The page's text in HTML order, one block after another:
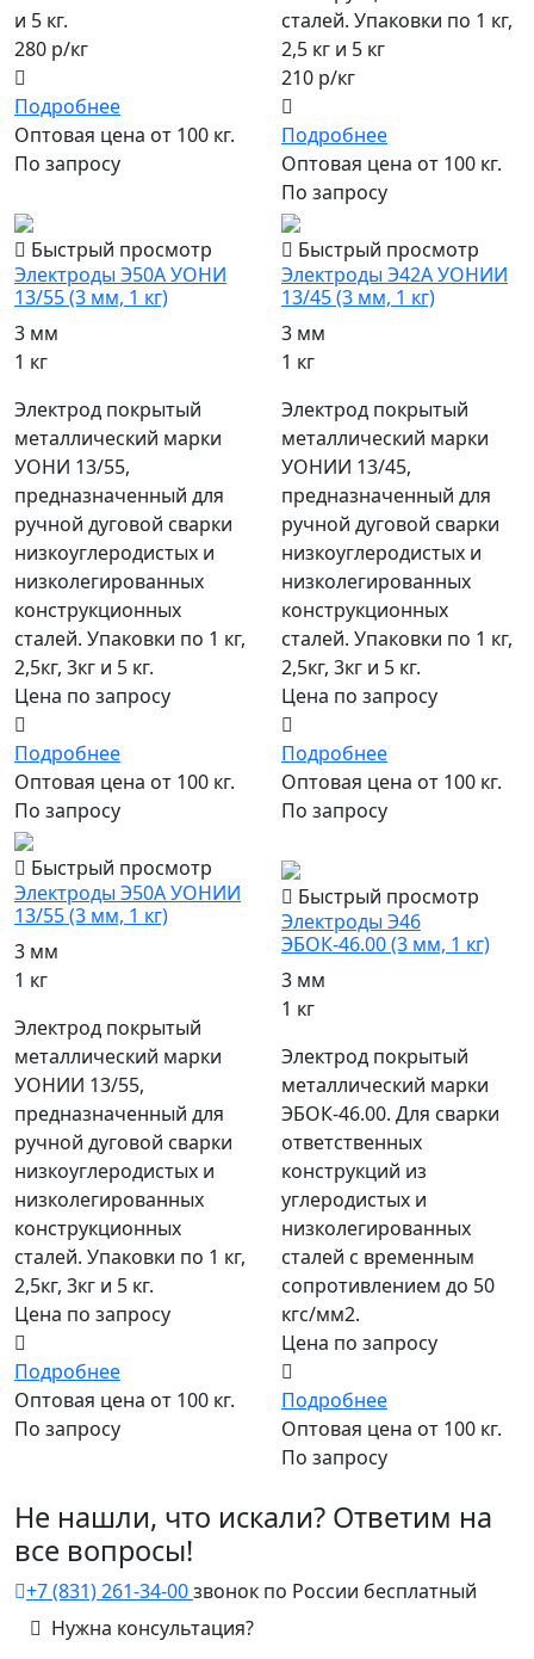
и 5 кг.
280 р/кг
Подробнее
Оптовая цена от 100 кг.
По запросу
сталей. Упаковки по 1 кг,
2,5 кг и 5 кг
210 р/кг
Подробнее
Оптовая цена от 100 кг.
По запросу
Быстрый просмотр
Электроды Э50А УОНИ
13/55 (3 мм, 1 кг)
3 мм
1 кг
Электрод покрытый
металлический марки
УОНИ 13/55,
предназначенный для
ручной дуговой сварки
низкоуглеродистых и
низколегированных
конструкционных
сталей. Упаковки по 1 кг,
2,5кг, 3кг и 5 кг.
Цена по запросу
Подробнее
Оптовая цена от 100 кг.
По запросу
Быстрый просмотр
Электроды Э42А УОНИИ
13/45 (3 мм, 1 кг)
3 мм
1 кг
Электрод покрытый
металлический марки
УОНИИ 13/45,
предназначенный для
ручной дуговой сварки
низкоуглеродистых и
низколегированных
конструкционных
сталей. Упаковки по 1 кг,
2,5кг, 3кг и 5 кг.
Цена по запросу
Подробнее
Оптовая цена от 100 кг.
По запросу
Быстрый просмотр
Электроды Э50А УОНИИ
13/55 (3 мм, 1 кг)
3 мм
1 кг
Электрод покрытый
металлический марки
УОНИИ 13/55,
предназначенный для
ручной дуговой сварки
низкоуглеродистых и
низколегированных
конструкционных
сталей. Упаковки по 1 кг,
2,5кг, 3кг и 5 кг.
Цена по запросу
Подробнее
Оптовая цена от 100 кг.
По запросу
Быстрый просмотр
Электроды Э46
ЭБОК-46.00 (3 мм, 1 кг)
3 мм
1 кг
Электрод покрытый
металлический марки
ЭБОК-46.00. Для сварки
ответственных
конструкций из
углеродистых и
низколегированных
сталей с временным
сопротивлением до 50
кгс/мм2.
Цена по запросу
Подробнее
Оптовая цена от 100 кг.
По запросу
Не нашли, что искали? Ответим на
все вопросы!
+7 (831) 261-34-00звонок по России бесплатный
Нужна консультация?